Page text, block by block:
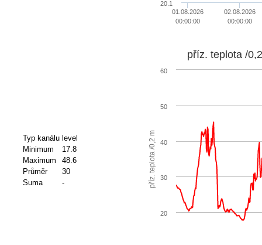
01.08.2026
00:00:00
02.08.2026
00:00:00
20.1
Typ kanálu level
Minimum
17.8
Maximum
48.6
Průměr
30
Suma
- příz. teplota /0,2 m
příz. teplota /
20
30
40
50
60